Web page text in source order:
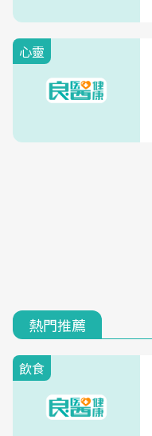
心靈
熱門推薦
飲食